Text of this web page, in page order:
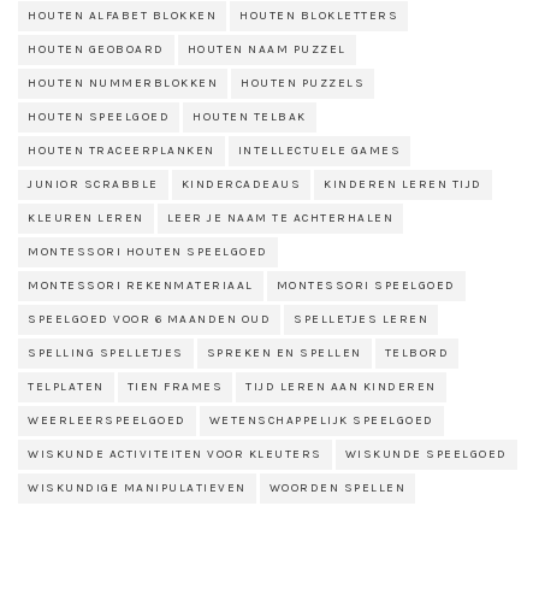
HOUTEN ALFABET BLOKKEN HOUTEN BLOKLETTERS
HOUTEN GEOBOARD HOUTEN NAAM PUZZEL
HOUTEN NUMMERBLOKKEN HOUTEN PUZZELS
HOUTEN SPEELGOED HOUTEN TELBAK
HOUTEN TRACEERPLANKEN INTELLECTUELE GAMES
JUNIOR SCRABBLE KINDERCADEAUS KINDEREN LEREN TIJD
KLEUREN LEREN LEER JE NAAM TE ACHTERHALEN
MONTESSORI HOUTEN SPEELGOED
MONTESSORI REKENMATERIAAL MONTESSORI SPEELGOED
SPEELGOED VOOR 6 MAANDEN OUD SPELLETJES LEREN
SPELLING SPELLETJES SPREKEN EN SPELLEN TELBORD
TELPLATEN TIEN FRAMES TIJD LEREN AAN KINDEREN
WEERLEERSPEELGOED WETENSCHAPPELIJK SPEELGOED
WISKUNDE ACTIVITEITEN VOOR KLEUTERS WISKUNDE SPEELGOED
WISKUNDIGE MANIPULATIEVEN WOORDEN SPELLEN